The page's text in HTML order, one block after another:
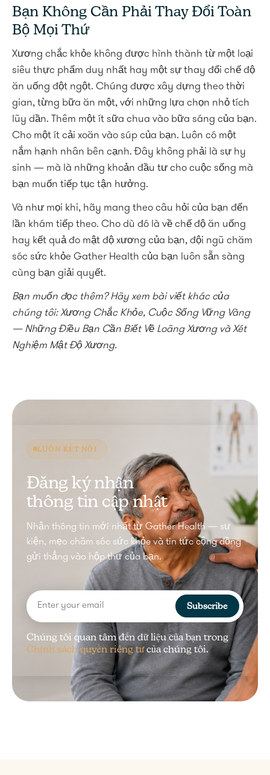
Bạn Không Cần Phải Thay Đổi Toàn
Bộ Mọi Thứ
Xương chắc khỏe không được hình thành từ một loại
siêu thực phẩm duy nhất hay một sự thay đổi chế độ
ăn uống đột ngột. Chúng được xây dựng theo thời
gian, từng bữa ăn một, với những lựa chọn nhỏ tích
lũy dần. Thêm một ít sữa chua vào bữa sáng của bạn.
Cho một ít cải xoăn vào súp của bạn. Luôn có một
nắm hạnh nhân bên cạnh. Đây không phải là sự hy
sinh — mà là những khoản đầu tư cho cuộc sống mà
bạn muốn tiếp tục tận hưởng.
Và như mọi khi, hãy mang theo câu hỏi của bạn đến
lần khám tiếp theo. Cho dù đó là về chế độ ăn uống
hay kết quả đo mật độ xương của bạn, đội ngũ chăm
sóc sức khỏe Gather Health của bạn luôn sẵn sàng
cùng bạn giải quyết.
Bạn muốn đọc thêm? Hãy xem bài viết khác của
chúng tôi: Xương Chắc Khỏe, Cuộc Sống Vững Vàng
— Những Điều Bạn Cần Biết Về Loãng Xương và Xét
Nghiệm Mật Độ Xương.
LUÔN KẾT NỐI
Đăng ký nhận
thông tin cập nhật
Nhận thông tin mới nhất từ Gather Health — sự
kiện, mẹo chăm sóc sức khỏe và tin tức cộng đồng
gửi thẳng vào hộp thư của bạn.
Subscribe
Chúng tôi quan tâm đến dữ liệu của bạn trong
Chính sách quyền riêng tưcủa chúng tôi.